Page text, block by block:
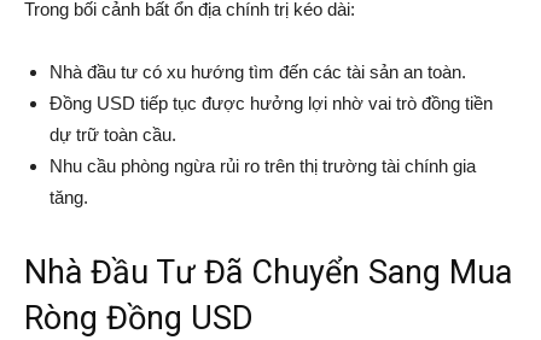
Trong bối cảnh bất ổn địa chính trị kéo dài:
Nhà đầu tư có xu hướng tìm đến các tài sản an toàn.
Đồng USD tiếp tục được hưởng lợi nhờ vai trò đồng tiền
dự trữ toàn cầu.
Nhu cầu phòng ngừa rủi ro trên thị trường tài chính gia
tăng.
Nhà Đầu Tư Đã Chuyển Sang Mua
Ròng Đồng USD